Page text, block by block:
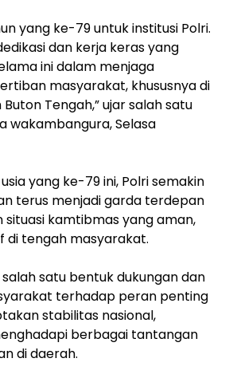
yang ke-79 untuk institusi Polri.
dan kerja keras yang
ini dalam menjaga
masyarakat, khususnya di
Tengah,” ujar salah satu
wakambangura, Selasa
yang ke-79 ini, Polri semakin
terus menjadi garda terdepan
situasi kamtibmas yang aman,
di tengah masyarakat.
satu bentuk dukungan dan
terhadap peran penting
stabilitas nasional,
berbagai tantangan
di daerah.